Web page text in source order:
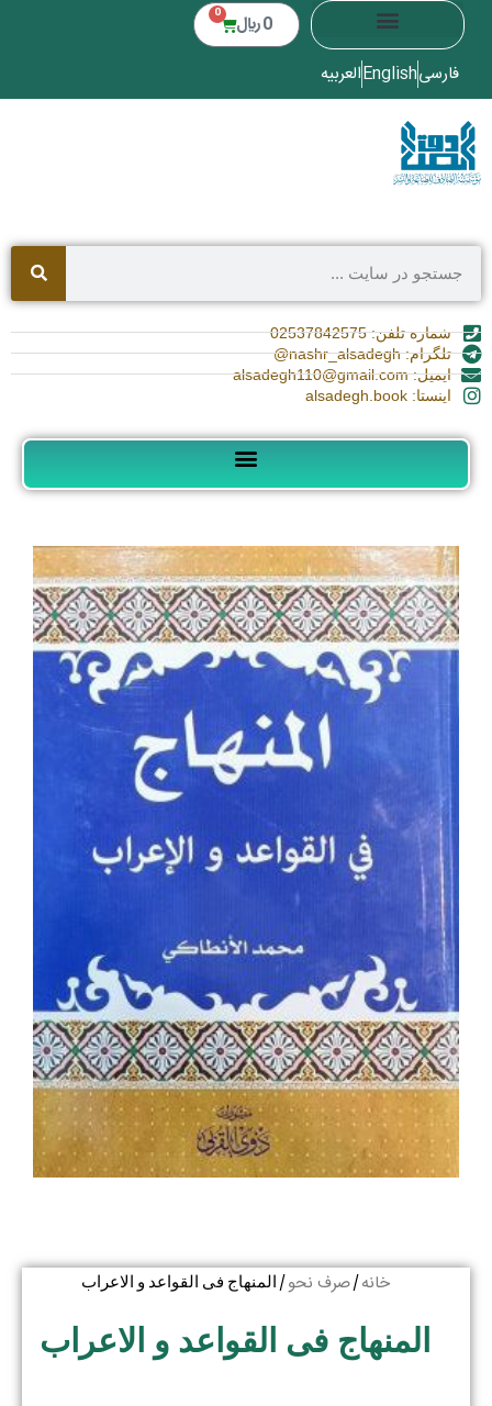
0 ﷼ 0
فارسیEnglishالعربیه
شماره تلفن: 02537842575
تلگرام: nashr_alsadegh@
ایمیل: alsadegh110@gmail.com
اینستا: alsadegh.book
خانه/صرف نحو/ المنهاج فی القواعد و الاعراب
المنهاج فی القواعد و الاعراب